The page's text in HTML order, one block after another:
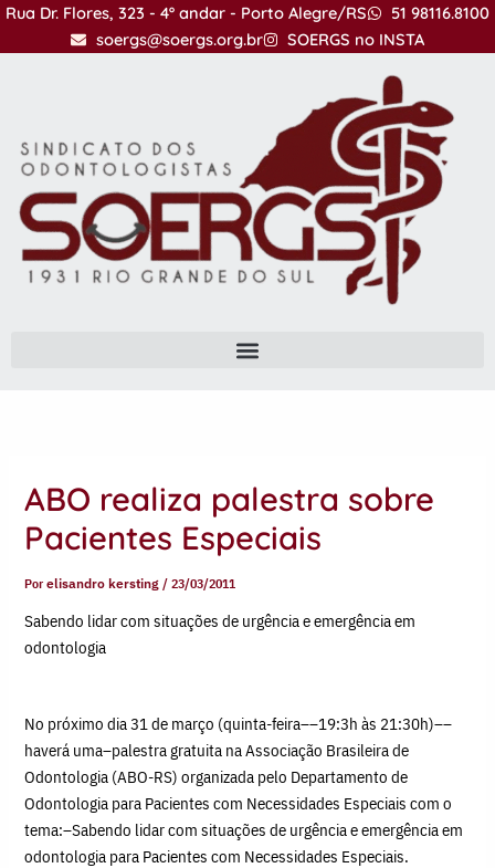
IrRua Dr. Flores, 323 - 4º andar - Porto Alegre/RS
51 98116.8100
soergs@soergs.org.br
SOERGS no INSTA
ABO realiza palestra sobre
Pacientes Especiais
Porelisandro kersting /23/03/2011
Sabendo lidar com situações de urgência e emergência em
odontologia
No próximo dia 31 de março (quinta-feira––19:3h às 21:30h)––
haverá uma–palestra gratuita na Associação Brasileira de
Odontologia (ABO-RS) organizada pelo Departamento de
Odontologia para Pacientes com Necessidades Especiais com o
tema:–Sabendo lidar com situações de urgência e emergência em
odontologia para Pacientes com Necessidades Especiais.